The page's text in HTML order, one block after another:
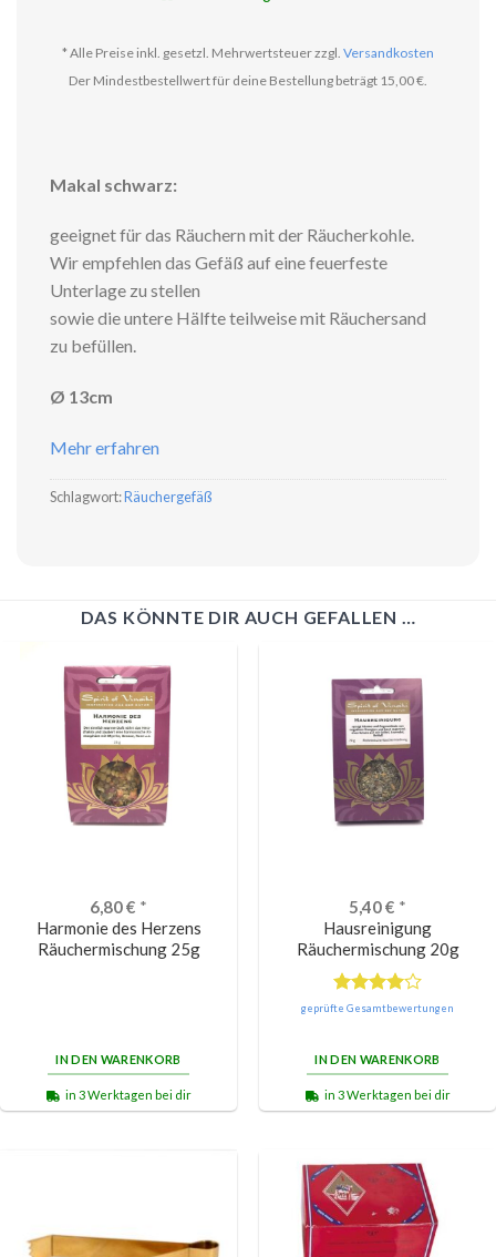
* Alle Preise inkl. gesetzl. Mehrwertsteuer zzgl. Versandkosten
Der Mindestbestellwert für deine Bestellung beträgt 15,00 €.
Makal schwarz:
geeignet für das Räuchern mit der Räucherkohle.
Wir empfehlen das Gefäß auf eine feuerfeste
Unterlage zu stellen
sowie die untere Hälfte teilweise mit Räuchersand
zu befüllen.
Ø 13cm
Mehr erfahren
Schlagwort:Räuchergefäß
DAS KÖNNTE DIR AUCH GEFALLEN …
6,80€ *
Harmonie des Herzens
Räuchermischung 25g
IN DEN WARENKORB
in 3 Werktagen bei dir
5,40€ *
Hausreinigung
Räuchermischung 20g
Bewertet
geprüfte Gesamtbewertungen
IN DEN WARENKORB
in 3 Werktagen bei dir